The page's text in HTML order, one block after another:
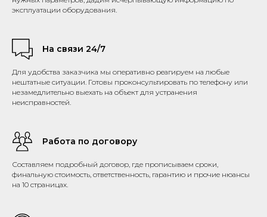
эксплуатации оборудования.
На связи 24/7
Для удобства заказчика мы оперативно реагируем на любые
нештатные ситуации. Готовы проконсультировать по телефону или
незамедлительно выехать на объект для устранения
неисправностей.
Работа по договору
Составляем подробный договор, где прописываем сроки,
финальную стоимость, ответственность, гарантию и прочие нюансы
на 10 страницах.